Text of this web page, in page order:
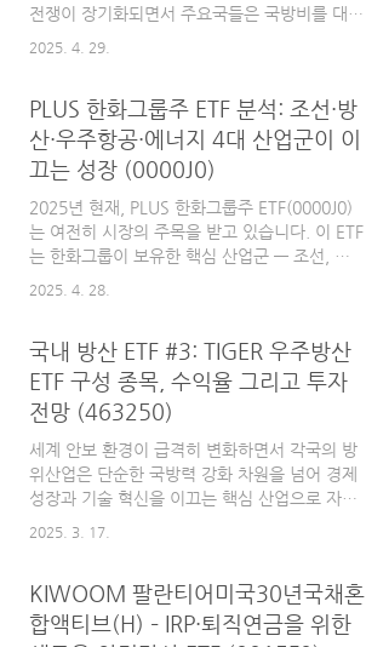
발판을 더욱 견고히 다지고 있습니다.이 글에서
전쟁이 장기화되면서 주요국들은 국방비를 대폭
고 있습니다. 여기에 방산 기술과 우주항공 산업
간 융합이 본격화되면서, 관련 기업들의 성장성
에 대한 기대도 높아지고 있습니다.이러한 흐름
속에서 국내에도 다양한 방산 관련 ETF가 출시
되었습니다. 과거에는 PLUS K방산과 SOL K방
산 비교를 통해, 'K방산'이라는 동일한 테마를
내세운 PLUS K방산과 SOL K방산 ETF를 중심
2025. 4. 29.
PLUS 한화그룹주 ETF 분석: 조선·방
산·우주항공·에너지 4대 산업군이 이
끄는 성장 (0000J0)
2025년 현재, PLUS 한화그룹주 ETF(0000J0)
는 여전히 시장의 주목을 받고 있습니다. 이 ETF
는 한화그룹이 보유한 핵심 산업군 — 조선, 방
점에서 관심을 모아왔습니다.3개월 전까지만 해
도, 트럼프 전 대통령의 재선 가능성과 미국 국
방비 증액 논의가 주요 투자 포인트로 부각되었
습니다. 하지만 시간이 흐르면서 시장은 보다 구
체적인 수치와 흐름을 통해 한화그룹 주요 계열
사들의 성장 가능성을 실감하기 시작했습니다.
특히 글로벌 조선 수주 랠리가 본격화되고 방산
2025. 4. 28.
국내 방산 ETF #3: TIGER 우주방산
ETF 구성 종목, 수익율 그리고 투자
전망 (463250)
세계 안보 환경이 급격히 변화하면서 각국의 방
위산업은 단순한 국방력 강화 차원을 넘어 경제
성장과 기술 혁신을 이끄는 핵심 산업으로 자리
산업은 내수 중심으로 운영되었으나, 최근 들어
FA-50 경공격기, K2 전차, K9 자주포 등 전략
2025. 3. 17.
KIWOOM 팔란티어미국30년국채혼
합액티브(H) – IRP·퇴직연금을 위한